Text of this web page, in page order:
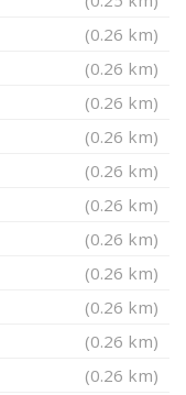
(0.26 km)
(0.26 km)
(0.26 km)
(0.26 km)
(0.26 km)
(0.26 km)
(0.26 km)
(0.26 km)
(0.26 km)
(0.26 km)
(0.26 km)